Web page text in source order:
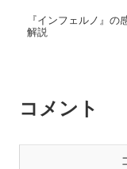
『インフェルノ』の
解説
コメント